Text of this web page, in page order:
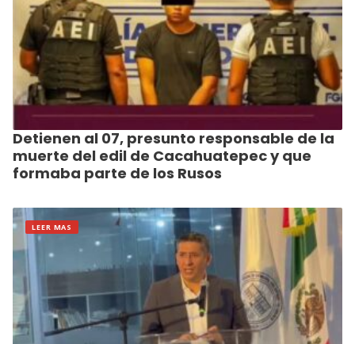
Detienen al 07, presunto responsable de la
muerte del edil de Cacahuatepec y que
formaba parte de los Rusos
LEER MAS